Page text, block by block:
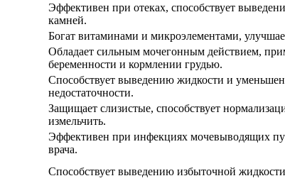
Эффективен при отеках, способствует
камней.
Богат витаминами и микроэлементами,
Обладает сильным мочегонным действием,
беременности и кормлении грудью.
Способствует выведению жидкости и
недостаточности.
Защищает слизистые, способствует
измельчить.
Эффективен при инфекциях мочевыводящих
врача.
Способствует выведению избыточной